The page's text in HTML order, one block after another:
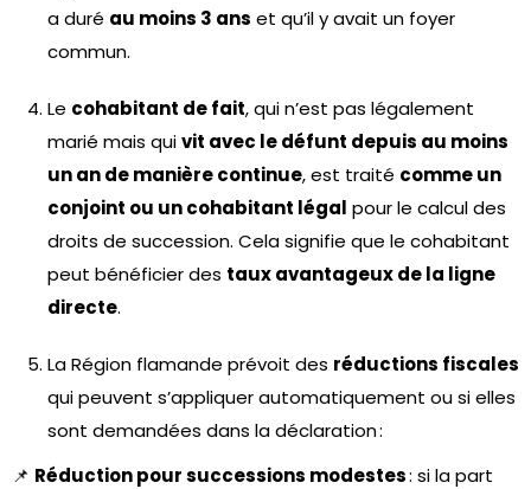
a duré au moins 3 ans et qu’il y avait un foyer
commun.
Le cohabitant de fait, qui n’est pas légalement
marié mais quivit avec le défunt depuis au moins
un an de manière continue, est traité comme un
conjoint ou un cohabitant légal pour le calcul des
droits de succession. Cela signifie que le cohabitant
peut bénéficier des taux avantageux de la ligne
directe.
La Région flamande prévoit des réductions fiscales
qui peuvent s’appliquer automatiquement ou si elles
sont demandées dans la déclaration :
📌 Réduction pour successions modestes: si la part